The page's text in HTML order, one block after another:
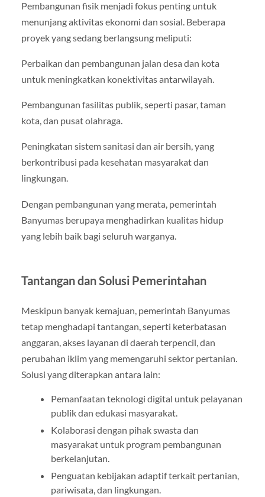
Pembangunan fisik menjadi fokus penting untuk
menunjang aktivitas ekonomi dan sosial. Beberapa
proyek yang sedang berlangsung meliputi:
Perbaikan dan pembangunan jalan desa dan kota
untuk meningkatkan konektivitas antarwilayah.
Pembangunan fasilitas publik, seperti pasar, taman
kota, dan pusat olahraga.
Peningkatan sistem sanitasi dan air bersih, yang
berkontribusi pada kesehatan masyarakat dan
lingkungan.
Dengan pembangunan yang merata, pemerintah
Banyumas berupaya menghadirkan kualitas hidup
yang lebih baik bagi seluruh warganya.
Tantangan dan Solusi Pemerintahan
Meskipun banyak kemajuan, pemerintah Banyumas
tetap menghadapi tantangan, seperti keterbatasan
anggaran, akses layanan di daerah terpencil, dan
perubahan iklim yang memengaruhi sektor pertanian.
Solusi yang diterapkan antara lain:
Pemanfaatan teknologi digital untuk pelayanan
publik dan edukasi masyarakat.
Kolaborasi dengan pihak swasta dan
masyarakat untuk program pembangunan
berkelanjutan.
Penguatan kebijakan adaptif terkait pertanian,
pariwisata, dan lingkungan.